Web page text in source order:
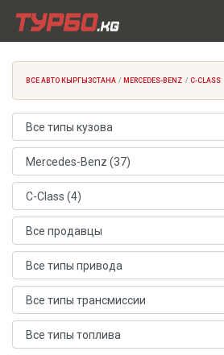
ВСЕ АВТО КЫРГЫЗСТАНА MERCEDES-BENZ C-CLASS
Тип кузова
Марка автомобиля
Модель автомобиля
Продавец
Тип привода
Тип трансмиссии
Тип топлива